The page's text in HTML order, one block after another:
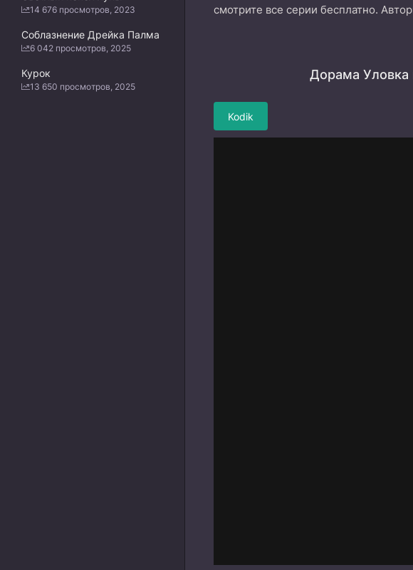
смотрите все серии бесплатно.
Дорама Уловка
Kodik
14 676 просмотров, 2023
Соблазнение Дрейка Палма
6 042 просмотров, 2025
Курок
13 650 просмотров, 2025